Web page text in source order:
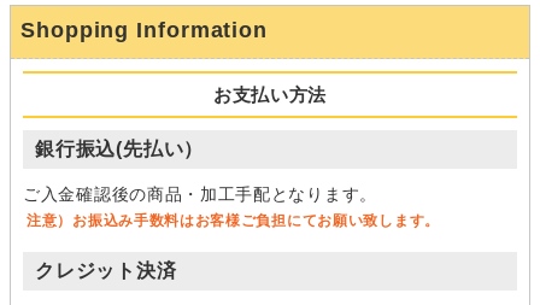
Shopping Information
お支払い方法
銀行振込(先払い）
ご入金確認後の商品・加工手配となります。
注意）お振込み手数料はお客様ご負担にてお願い致します。
クレジット決済